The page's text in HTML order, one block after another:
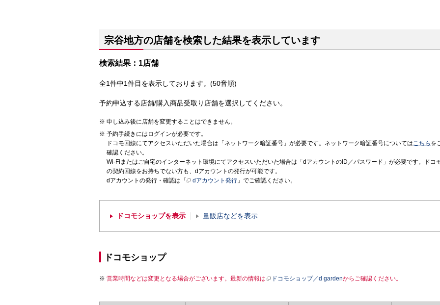
宗谷地方の店舗を検索した結果を表示しています
検索結果：1店舗
全1件中1件目を表示しております。(50音順)
予約申込する店舗/購入商品受取り店舗を選択してください。
申し込み後に店舗を変更することはできません。
予約手続きにはログインが必要です。
ドコモ回線にてアクセスいただいた場合は「ネットワーク暗証番号」が必要です。ネットワーク暗証番号についてはこちら を
確認ください。
Wi-Fiまたはご自宅のインターネット環境にてアクセスいただいた場合は「dアカウントのID／パスワード」が必要です。ドコ
の契約回線をお持ちでない方も、dアカウントの発行が可能です。
dアカウントの発行・確認は「
dアカウント発行 」でご確認ください。
ドコモショップを表示 量販店などを表示
ドコモショップ
営業時間などは変更となる場合がございます。最新の情報は ドコモショップ／d gardenからご確認ください。